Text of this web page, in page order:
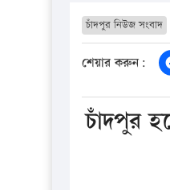
চাঁদপুর নিউজ সংবাদ
শেয়ার করুন:
চাঁদপুর